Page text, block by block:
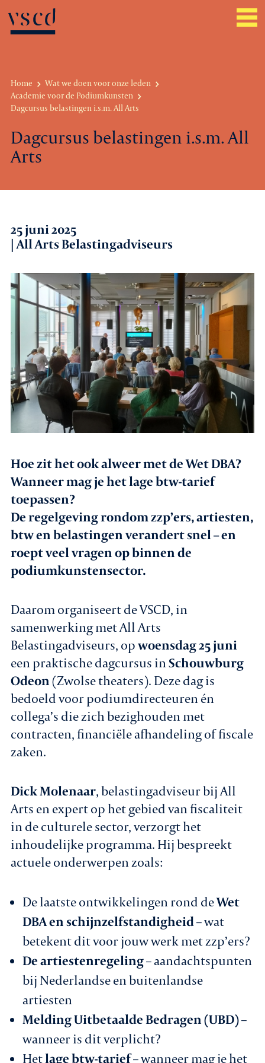
Over VSCD
Belangenbehartiging
Werkgeverszaken
Promotie
Netwerk & service
Lid worden
Agenda
Leden
Nieuws
In gesprek met leden
Vacatures
Aanmelden nieuwsbrief
Home
Wat we doen voor onze leden
Academie voor de Podiumkunsten
Dagcursus belastingen i.s.m. All Arts
Dagcursus belastingen i.s.m. All
Arts
25 juni 2025
| All Arts Belastingadviseurs
Hoe zit het ook alweer met de Wet DBA?
Wanneer mag je het lage btw-tarief
toepassen?
De regelgeving rondom zzp’ers, artiesten,
btw en belastingen verandert snel – en
roept veel vragen op binnen de
podiumkunstensector.
Daarom organiseert de VSCD, in
samenwerking met All Arts
Belastingadviseurs, opwoensdag 25 juni
een praktische dagcursus inSchouwburg
Odeon(Zwolse theaters). Deze dag is
bedoeld voor podiumdirecteuren én
collega’s die zich bezighouden met
contracten, financiële afhandeling of fiscale
zaken.
Dick Molenaar, belastingadviseur bij All
Arts en expert op het gebied van fiscaliteit
in de culturele sector, verzorgt het
inhoudelijke programma. Hij bespreekt
actuele onderwerpen zoals:
De laatste ontwikkelingen rond deWet
DBA en schijnzelfstandigheid– wat
betekent dit voor jouw werk met zzp’ers?
De artiestenregeling– aandachtspunten
bij Nederlandse en buitenlandse
artiesten
Melding Uitbetaalde Bedragen (UBD)–
wanneer is dit verplicht?
Hetlage btw-tarief– wanneer mag je het